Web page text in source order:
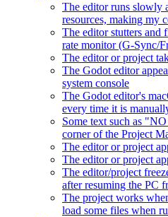
The editor runs slowly
resources, making my
The editor stutters and
rate monitor (G-Sync/
The editor or project
The Godot editor
system console
The Godot editor's
every time it is
Some text such as
corner of the Project
The editor or project
The editor or project
The editor/project
after resuming the PC
The project works
load some files when